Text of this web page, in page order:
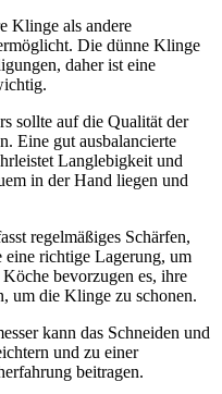
Klinge als andere
Die dünne Klinge
daher ist eine
sollte auf die Qualität der
Eine gut ausbalancierte
Langlebigkeit und
in der Hand liegen und
regelmäßiges Schärfen,
richtige Lagerung, um
bevorzugen es, ihre
um die Klinge zu schonen.
kann das Schneiden und
und zu einer
beitragen.